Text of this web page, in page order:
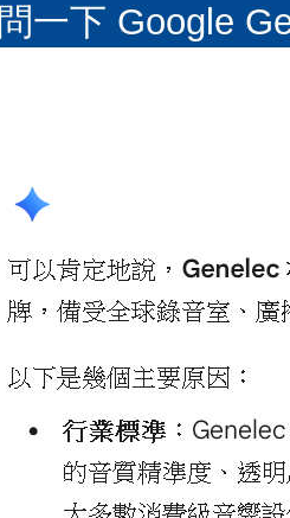
問一下 Google